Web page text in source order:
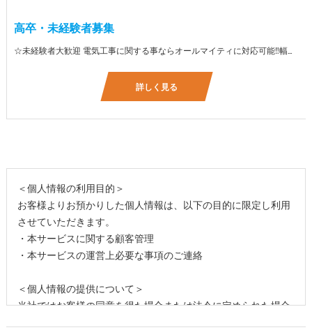
高卒・未経験者募集
☆未経験者大歓迎 電気工事に関する事ならオールマイティに対応可能‼幅広く技術を身に付けて頂けます（室内配線・室外配線、スイッチコンセント取付け、照明器具取付け、配電盤取付け、エアコン取付け、LANケーブル配線、アンテナ取付けなど） 先輩社員が一から指導を行うため未経験の方でも安心して働いていただけます♪ ☆資格支援制度あり 実績があるからこそ社内で教習と経験を積んでいただくことで資格を当社で発行できることができます。 【工具支給致します】 また新品工具と新品作業服を完全支給を致します。 高品質の作業服と工具入社してくれた方には支給致します♪
詳しく見る
＜個人情報の利用目的＞
お客様よりお預かりした個人情報は、以下の目的に限定し利用
させていただきます。
・本サービスに関する顧客管理
・本サービスの運営上必要な事項のご連絡
＜個人情報の提供について＞
当社ではお客様の同意を得た場合または法令に定められた場合